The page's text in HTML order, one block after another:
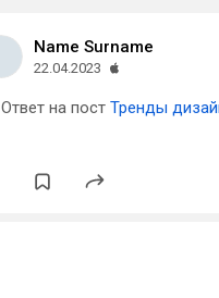
Name Surname
22.04.2023
Ответ на пост Тренды